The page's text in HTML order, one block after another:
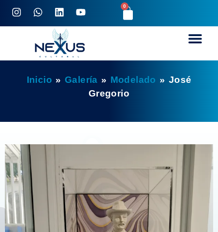
0
Inicio » Galería » Modelado » José
Gregorio